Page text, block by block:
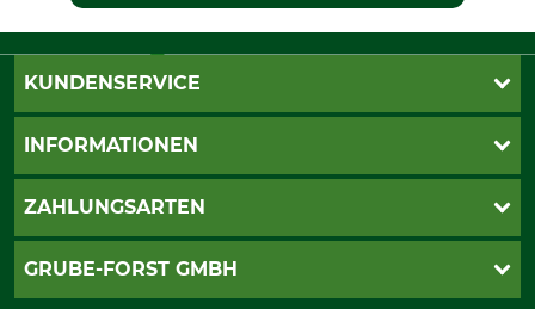
KUNDENSERVICE
Katalogbestellung
INFORMATIONEN
AGB
ZAHLUNGSARTEN
PayPal
GRUBE-FORST GMBH